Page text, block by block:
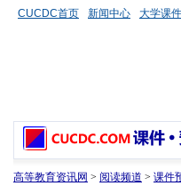
CUCDC首页 新闻中心 大学课件
高等教育资讯网 > 阅读频道 > 课件